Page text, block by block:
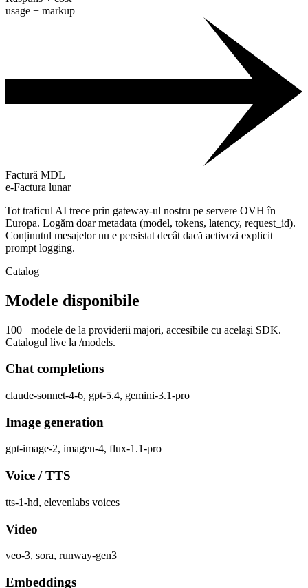
usage + markup
Factură MDL
e-Factura lunar
Tot traficul AI trece prin gateway-ul nostru pe servere OVH în
Europa. Logăm doar metadata (model, tokens, latency, request_id).
Conținutul mesajelor nu e persistat decât dacă activezi explicit
prompt logging.
Catalog
Modele disponibile
100+ modele de la providerii majori, accesibile cu același SDK.
Catalogul live la /models.
Chat completions
claude-sonnet-4-6, gpt-5.4, gemini-3.1-pro
Image generation
gpt-image-2, imagen-4, flux-1.1-pro
Voice / TTS
tts-1-hd, elevenlabs voices
Video
veo-3, sora, runway-gen3
Embeddings